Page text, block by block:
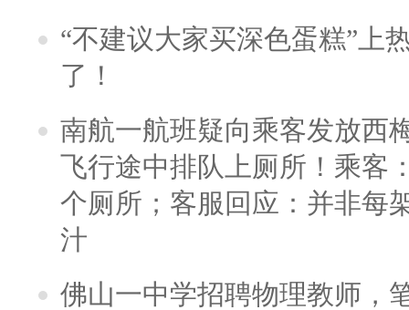
“不建议大家买深色蛋糕”上
了！
南航一航班疑向乘客发放西
飞行途中排队上厕所！乘客
个厕所；客服回应：并非每
汁
佛山一中学招聘物理教师，